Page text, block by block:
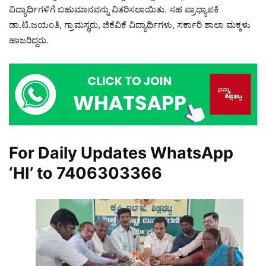
ವಿದ್ಯಾರ್ಥಿಗಳಿಗೆ ಬಹುಮಾನವನ್ನು ವಿತರಿಸಲಾಯಿತು. ಸಹ ಪ್ರಾಧ್ಯಾಪಕಿ
ಡಾ.ಟಿ.ಜಯಂತಿ, ಗ್ರಾಮಸ್ಥರು, ಜಿಕೆವಿಕೆ ವಿದ್ಯಾರ್ಥಿಗಳು, ಸರ್ಕಾರಿ ಶಾಲಾ ಮಕ್ಕಳು
ಹಾಜರಿದ್ದರು.
For Daily Updates WhatsApp
‘HI’ to 7406303366